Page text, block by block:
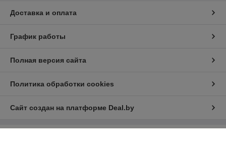
Доставка и оплата
График работы
Полная версия сайта
Политика обработки cookies
Сайт создан на платформе Deal.by